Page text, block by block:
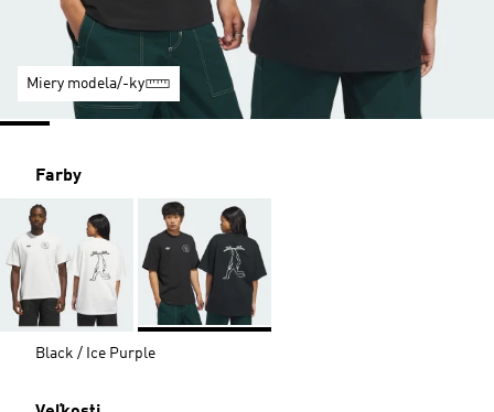
Miery modela/-ky
Farby
Black / Ice Purple